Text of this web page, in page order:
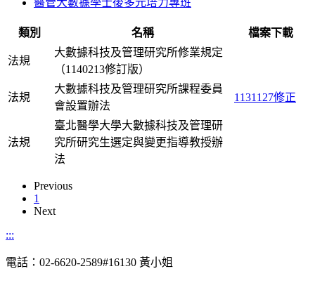
類別 名稱 檔案下載
法規
大數據科技及管理研究所修業規定
（1140213修訂版）
法規
大數據科技及管理研究所課程委員
會設置辦法
1131127修正
法規
臺北醫學大學大數據科技及管理研
究所研究生選定與變更指導教授辦
法
Previous
1
Next
:::
電話：02-6620-2589#16130 黃小姐